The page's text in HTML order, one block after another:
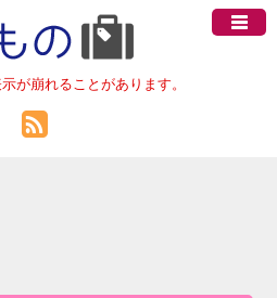
が崩れることがあります。